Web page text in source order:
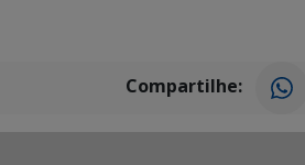
Compartilhe: